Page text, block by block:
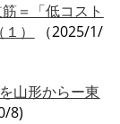
＝「低コスト
）
（2025/1/
山形からー東
8)